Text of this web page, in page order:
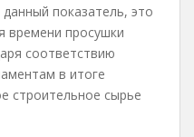
показатель, это
времени просушки
соответствию
в итоге
строительное сырье